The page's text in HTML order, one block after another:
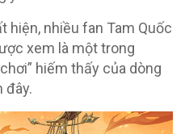
hiện, nhiều fan Tam Quốc
xem là một trong
hiếm thấy của dòng
đây.